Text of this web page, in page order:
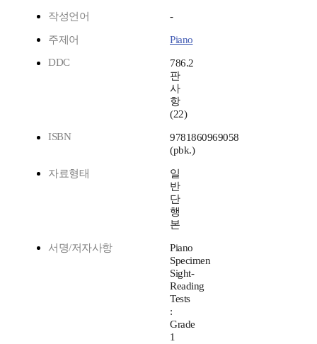
작성언어 -
주제어
Piano
DDC
786.2
판
사
항
(22)
ISBN
9781860969058
(pbk.)
자료형태
일
반
단
행
본
서명/저자사항
Piano
Specimen
Sight-
Reading
Tests
:
Grade
1